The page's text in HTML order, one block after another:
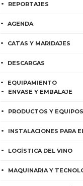
REPORTAJES
AGENDA
CATAS Y MARIDAJES
DESCARGAS
EQUIPAMIENTO
ENVASE Y EMBALAJE
PRODUCTOS Y
INSTALACIONES PARA
LOGÍSTICA DEL VINO
MAQUINARIA Y